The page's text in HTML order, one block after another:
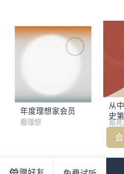
年度理想家会员
看理想
从
史
明
葛